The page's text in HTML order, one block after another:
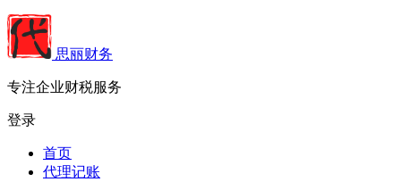
思丽财务
专注企业财税服务
登录
首页
代理记账